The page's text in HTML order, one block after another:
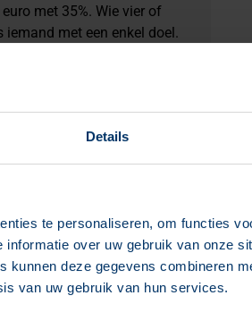
Details
te personaliseren, om functies
over uw gebruik van onze
kunnen deze gegevens combineren
van uw gebruik van hun services.
met 35%. Wie vier of
met een enkel doel.
is de meest voorkomende
iemand al koopt, kun je
cross-sell niet een